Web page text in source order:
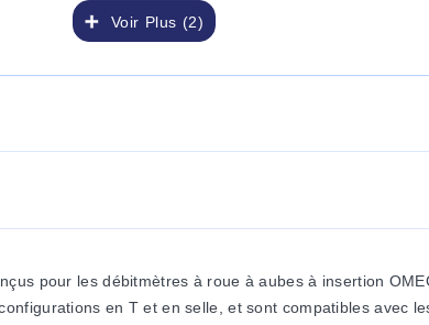
Voir Plus (2)
pour les débitmètres à roue à aubes à insertion
en T et en selle, et sont compatibles avec